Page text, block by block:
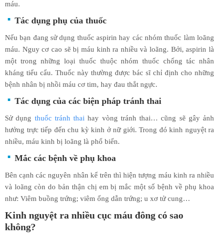
máu.
Tác dụng phụ của thuốc
Nếu bạn đang sử dụng thuốc aspirin hay các nhóm thuốc làm loãng
máu. Nguy cơ cao sẽ bị máu kinh ra nhiều và loãng. Bởi, aspirin là
một trong những loại thuốc thuộc nhóm thuốc chống tác nhân
kháng tiểu cẩu. Thuốc này thường được bác sĩ chỉ định cho những
bệnh nhân bị nhồi máu cơ tim, hay đau thắt ngực.
Tác dụng của các biện pháp tránh thai
Sử dụng thuốc tránh thai hay vòng tránh thai… cũng sẽ gây ảnh
hưởng trực tiếp đến chu kỳ kinh ở nữ giới. Trong đó kinh nguyệt ra
nhiều, máu kinh bị loãng là phổ biến.
Mắc các bệnh về phụ khoa
Bên cạnh các nguyên nhân kể trên thì hiện tượng máu kinh ra nhiều
và loãng còn do bản thận chị em bị mắc một số bệnh về phụ khoa
như: Viêm buồng trứng; viêm ống dẫn trứng; u xơ tử cung…
Kinh nguyệt ra nhiều cục máu đông có sao
không?